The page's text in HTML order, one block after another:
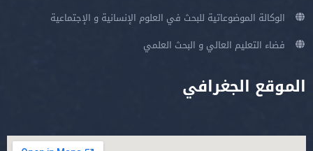
الوكالة الموضوعاتية للبحث في العلوم الإنسانية و الإجتماعية
فضاء التعليم العالي و البحث العلمي
الموقع الجغرافي